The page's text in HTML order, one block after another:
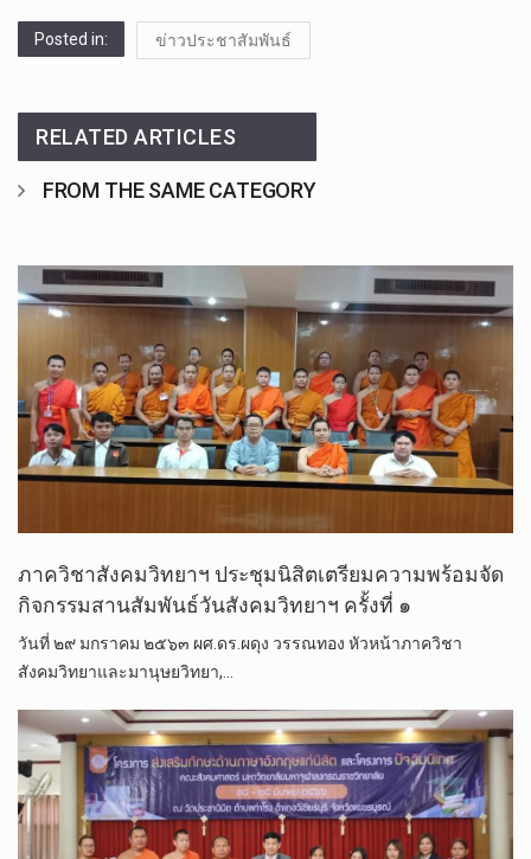
Posted in: ข่าวประชาสัมพันธ์
RELATED ARTICLES
FROM THE SAME CATEGORY
ภาควิชาสังคมวิทยาฯ ประชุมนิสิตเตรียมความพร้อมจัด
กิจกรรมสานสัมพันธ์วันสังคมวิทยาฯ ครั้งที่ ๑
วันที่​ ๒๙ มกราคม ๒๕๖๓​ ผศ.ดร.ผดุง วรรณทอง หัวหน้าภาควิชา
สังคมวิทยาและมานุษยวิทยา,…